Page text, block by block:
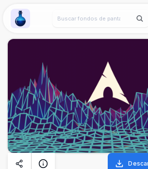
Wallpaper Alchemy